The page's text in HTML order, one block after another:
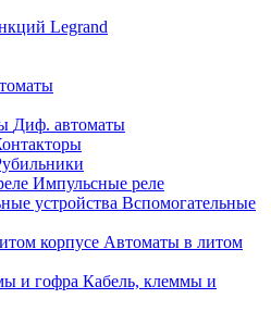
Legrand
Диф. автоматы
Импульсные реле
Вспомогательные
Автоматы в литом
Кабель, клеммы и